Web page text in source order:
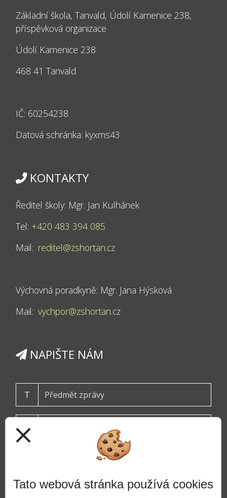
Základní škola, Tanvald, Údolí Kamenice 238,
příspěvková organizace
Údolí Kamenice 238
468 41 Tanvald
IČ: 60254238
Datová schránka: kyxms43
KONTAKTY
Ředitel školy: Mgr. Jan Kulhánek
Tel: +420 483 394 085
Mail: reditel@zshortan.cz
Výchovná poradkyně: Mgr. Jana Hýsková
Mail: vychpor@zshortan.cz
NAPIŠTE NÁM
T
close
Tato webová stránka používá cookies